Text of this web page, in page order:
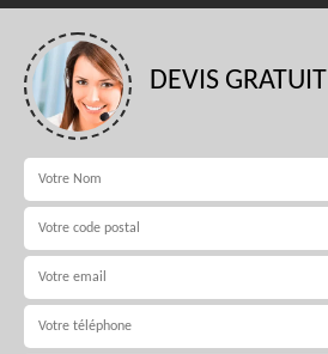
DEVIS GRATUIT